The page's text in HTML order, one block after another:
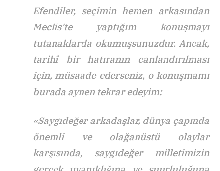
Efendiler, seçimin hemen arkasından
Meclis’te yaptığım konuşmayı
tutanaklarda okumuşsunuzdur. Ancak,
tarihî bir hatıranın canlandırılması
için, müsaade ederseniz, o konuşmamı
burada aynen tekrar edeyim:
«Saygıdeğer arkadaşlar, dünya çapında
önemli ve olağanüstü olaylar
karşısında, saygıdeğer milletimizin